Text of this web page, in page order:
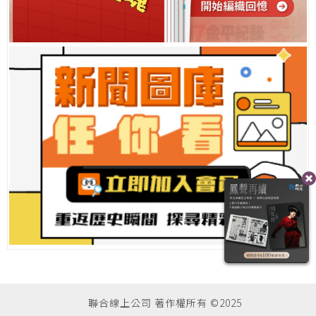
聯合線上公司 著作權所有 ©2025